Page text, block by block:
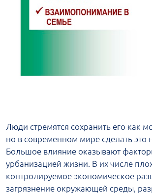
Люди стремятся сохранить его как
но в современном мире сделать это
Большое влияние оказывают
урбанизацией жизни. В их числе
контролируемое экономическое
загрязнение окружающей среды,